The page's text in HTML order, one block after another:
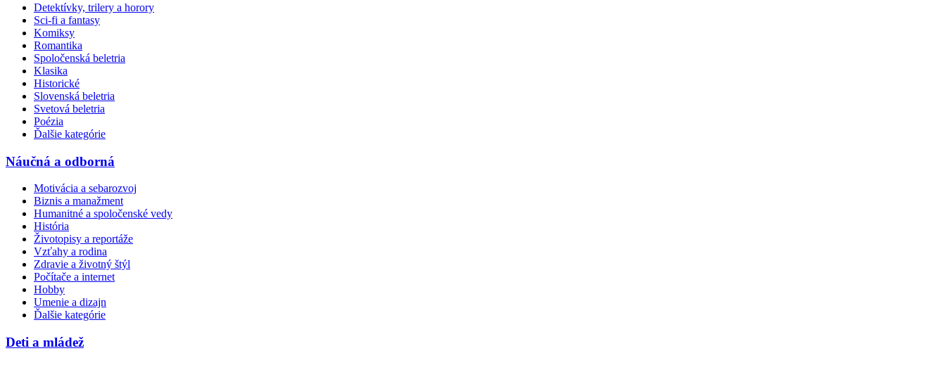
Detektívky, trilery a horory
Sci-fi a fantasy
Komiksy
Romantika
Spoločenská beletria
Klasika
Historické
Slovenská beletria
Svetová beletria
Poézia
Ďalšie kategórie
Náučná a odborná
Motivácia a sebarozvoj
Biznis a manažment
Humanitné a spoločenské vedy
História
Životopisy a reportáže
Vzťahy a rodina
Zdravie a životný štýl
Počítače a internet
Hobby
Umenie a dizajn
Ďalšie kategórie
Deti a mládež